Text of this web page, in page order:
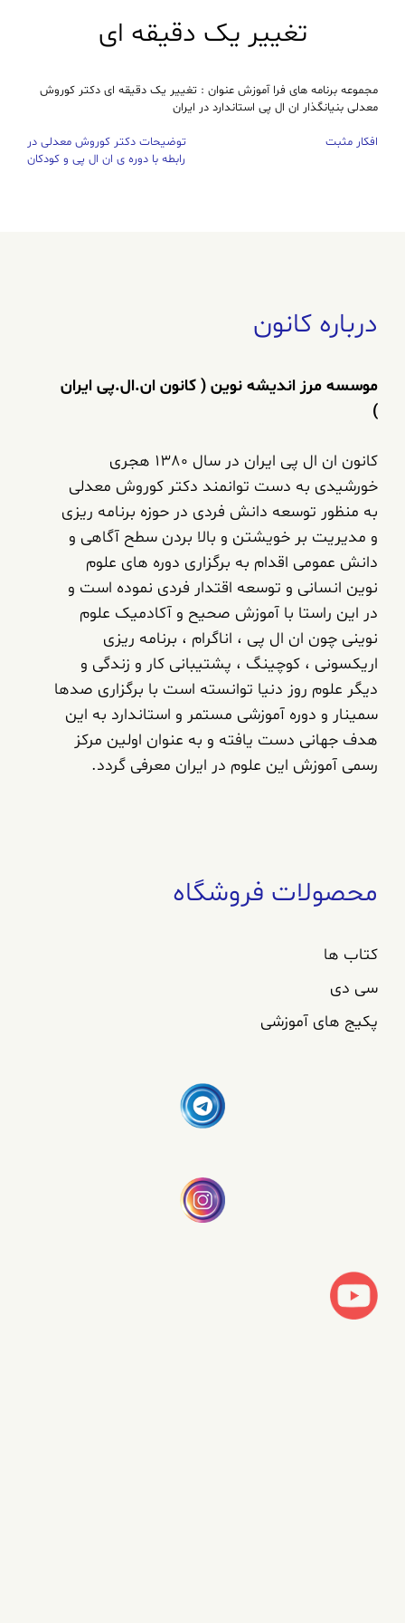
تغییر یک دقیقه ای
مجموعه برنامه های فرا آموزش عنوان : تغییر یک دقیقه ای دکتر کوروش
معدلی بنیانگذار ان ال پی استاندارد در ایران
راهبری
افکار مثبت
توضیحات دکتر کوروش معدلی در
رابطه با دوره ی ان ال پی و کودکان
درباره کانون
موسسه مرز اندیشه نوین ( کانون ان.ال.پی ایران
)
کانون ان ال پی ایران در سال 1380 هجری
خورشیدی به دست توانمند دکتر کوروش معدلی
به منظور توسعه دانش فردی در حوزه برنامه ریزی
و مدیریت بر خویشتن و بالا بردن سطح آگاهی و
دانش عمومی اقدام به برگزاری دوره های علوم
نوین انسانی و توسعه اقتدار فردی نموده است و
در این راستا با آموزش صحیح و آکادمیک علوم
نوینی چون ان ال پی ، اناگرام ، برنامه ریزی
اریکسونی ، کوچینگ ، پشتیبانی کار و زندگی و
دیگر علوم روز دنیا توانسته است با برگزاری صدها
سمینار و دوره آموزشی مستمر و استاندارد به این
هدف جهانی دست یافته و به عنوان اولین مرکز
رسمی آموزش این علوم در ایران معرفی گردد.
محصولات فروشگاه
کتاب ها
سی دی
پکیج های آموزشی